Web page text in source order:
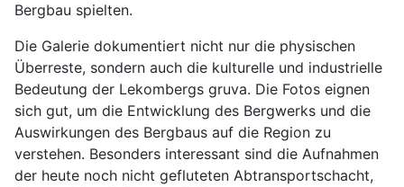
Bergbau spielten.
Die Galerie dokumentiert nicht nur die physischen
Überreste, sondern auch die kulturelle und industrielle
Bedeutung der Lekombergs gruva. Die Fotos eignen
sich gut, um die Entwicklung des Bergwerks und die
Auswirkungen des Bergbaus auf die Region zu
verstehen. Besonders interessant sind die Aufnahmen
der heute noch nicht gefluteten Abtransportschacht,